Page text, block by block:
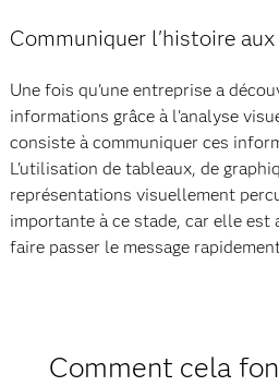
Communiquer l'histoire
Une fois qu'une entreprise a
informations grâce à l'analyse
consiste à communiquer ces
L'utilisation de tableaux, de
représentations visuellement
importante à ce stade, car elle est
faire passer le message
Comment cela